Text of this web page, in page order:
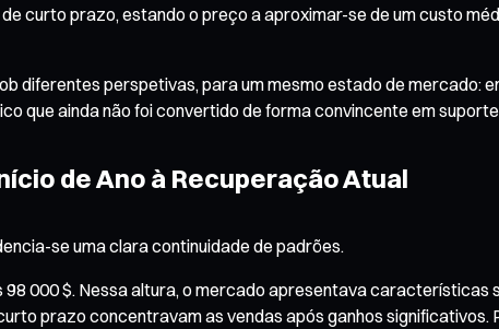
curto prazo, estando o preço a aproximar-se de um custo
diferentes perspetivas, para um mesmo estado de mercado:
que ainda não foi convertido de forma convincente em
de Ano à Recuperação Atual
se uma clara continuidade de padrões.
98 000 $. Nessa altura, o mercado apresentava
prazo concentravam as vendas após ganhos significativos.